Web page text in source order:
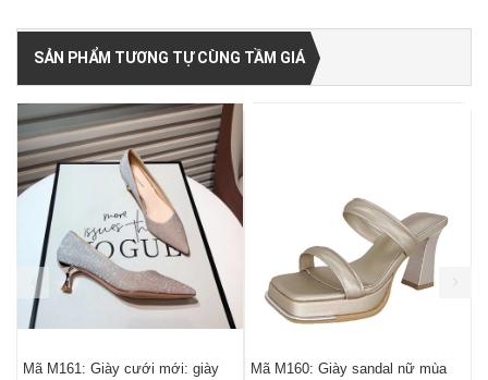
SẢN PHẨM TƯƠNG TỰ CÙNG TẦM GIÁ
Mã M161: Giày cưới mới: giày
Mã M160: Giày sandal nữ mùa